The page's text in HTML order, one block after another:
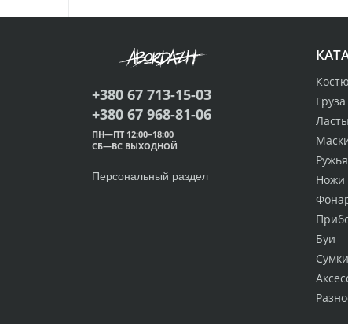
Груза
Ласты
Ружья
Ножи
Буи
Сумки
+380 67 713-15-03
+380 67 968-81-06
ПН—ПТ 12:00–18:00
СБ—ВС ВЫХОДНОЙ
Персональный раздел